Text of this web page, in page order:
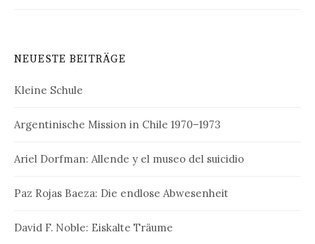
NEUESTE BEITRÄGE
Kleine Schule
Argentinische Mission in Chile 1970–1973
Ariel Dorfman: Allende y el museo del suicidio
Paz Rojas Baeza: Die endlose Abwesenheit
David F. Noble: Eiskalte Träume